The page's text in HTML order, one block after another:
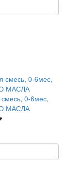
0-6мес,
МАСЛА